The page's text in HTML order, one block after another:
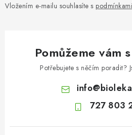
Vložením e-mailu souhlasíte s
Pomůžeme vám
Potřebujete s něčím poradit?
info@
727 803